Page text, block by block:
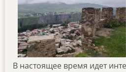
В настоящее время идет